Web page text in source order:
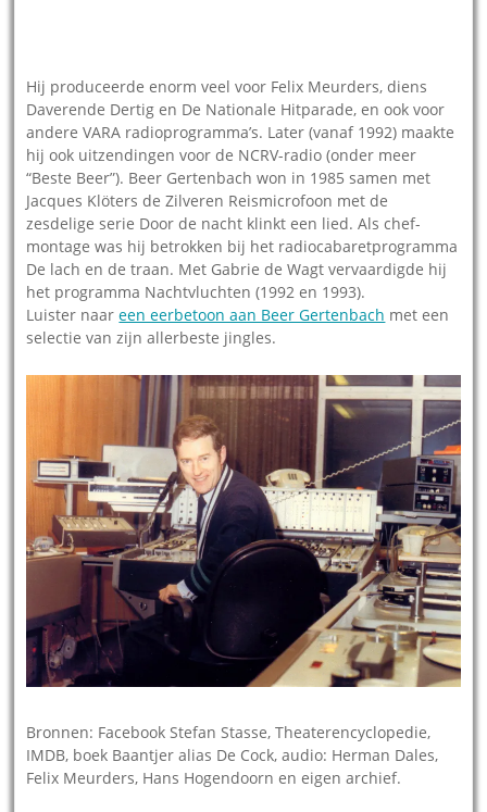
Hij produceerde enorm veel voor Felix Meurders, diens
Daverende Dertig en De Nationale Hitparade, en ook voor
andere VARA radioprogramma’s. Later (vanaf 1992) maakte
hij ook uitzendingen voor de NCRV-radio (onder meer
“Beste Beer”). Beer Gertenbach won in 1985 samen met
Jacques Klöters de Zilveren Reismicrofoon met de
zesdelige serie Door de nacht klinkt een lied. Als chef-
montage was hij betrokken bij het radiocabaretprogramma
De lach en de traan. Met Gabrie de Wagt vervaardigde hij
het programma Nachtvluchten (1992 en 1993).
Luister naareen eerbetoon aan Beer Gertenbach met een
selectie van zijn allerbeste jingles.
Bronnen: Facebook Stefan Stasse, Theaterencyclopedie,
IMDB, boek Baantjer alias De Cock, audio: Herman Dales,
Felix Meurders, Hans Hogendoorn en eigen archief.